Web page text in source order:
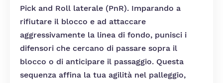
Pick and Roll laterale (PnR). Imparando a
rifiutare il blocco e ad attaccare
aggressivamente la linea di fondo, punisci i
difensori che cercano di passare sopra il
blocco o di anticipare il passaggio. Questa
sequenza affina la tua agilità nel palleggio,